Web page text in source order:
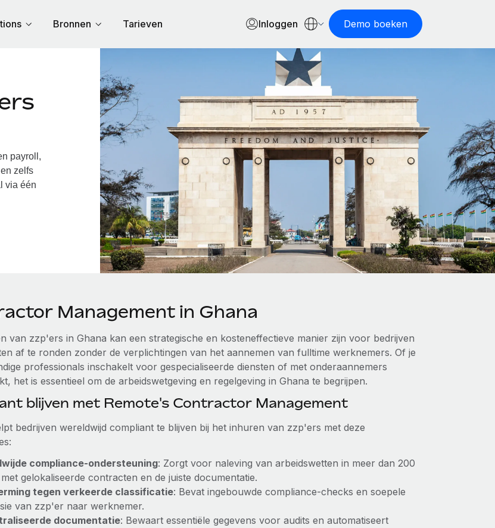
Bronnen Tarieven Inloggen Demo boeken
payroll,
zelfs
via één
Management in Ghana
van zzp'ers in Ghana kan een strategische en kosteneffectieve manier zijn voor bedrijven
af te ronden zonder de verplichtingen van het aannemen van fulltime werknemers. Of je
professionals inschakelt voor gespecialiseerde diensten of met onderaannemers
het is essentieel om de arbeidswetgeving en regelgeving in Ghana te begrijpen.
blijven met Remote's Contractor Management
bedrijven wereldwijd compliant te blijven bij het inhuren van zzp'ers met deze
compliance-ondersteuning: Zorgt voor naleving van arbeidswetten in meer dan 200
gelokaliseerde contracten en de juiste documentatie.
tegen verkeerde classificatie: Bevat ingebouwde compliance-checks en soepele
van zzp'er naar werknemer.
documentatie: Bewaart essentiële gegevens voor audits en automatiseert